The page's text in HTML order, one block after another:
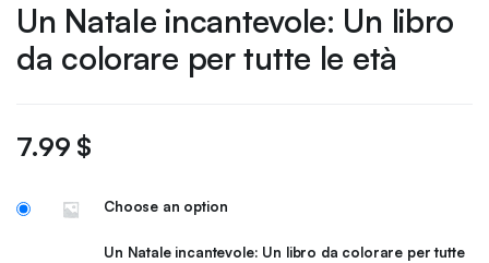
Un Natale incantevole: Un libro
da colorare per tutte le età
7.99 $
Choose an option
Un Natale incantevole: Un libro da colorare per tutte